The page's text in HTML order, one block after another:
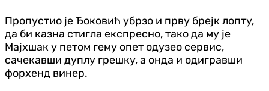
Пропустио је Ђоковић убрзо и прву брејк лопту,
да би казна стигла експресно, тако да му је
Мајхшак у петом гему опет одузео сервис,
сачекавши дуплу грешку, а онда и одигравши
форхенд винер.